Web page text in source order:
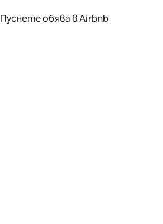
Пуснете обява в Airbnb